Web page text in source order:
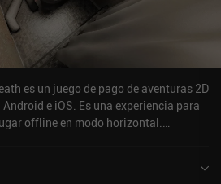
es un juego de pago de aventuras 2D
e iOS. Es una experiencia para
offline en modo horizontal.